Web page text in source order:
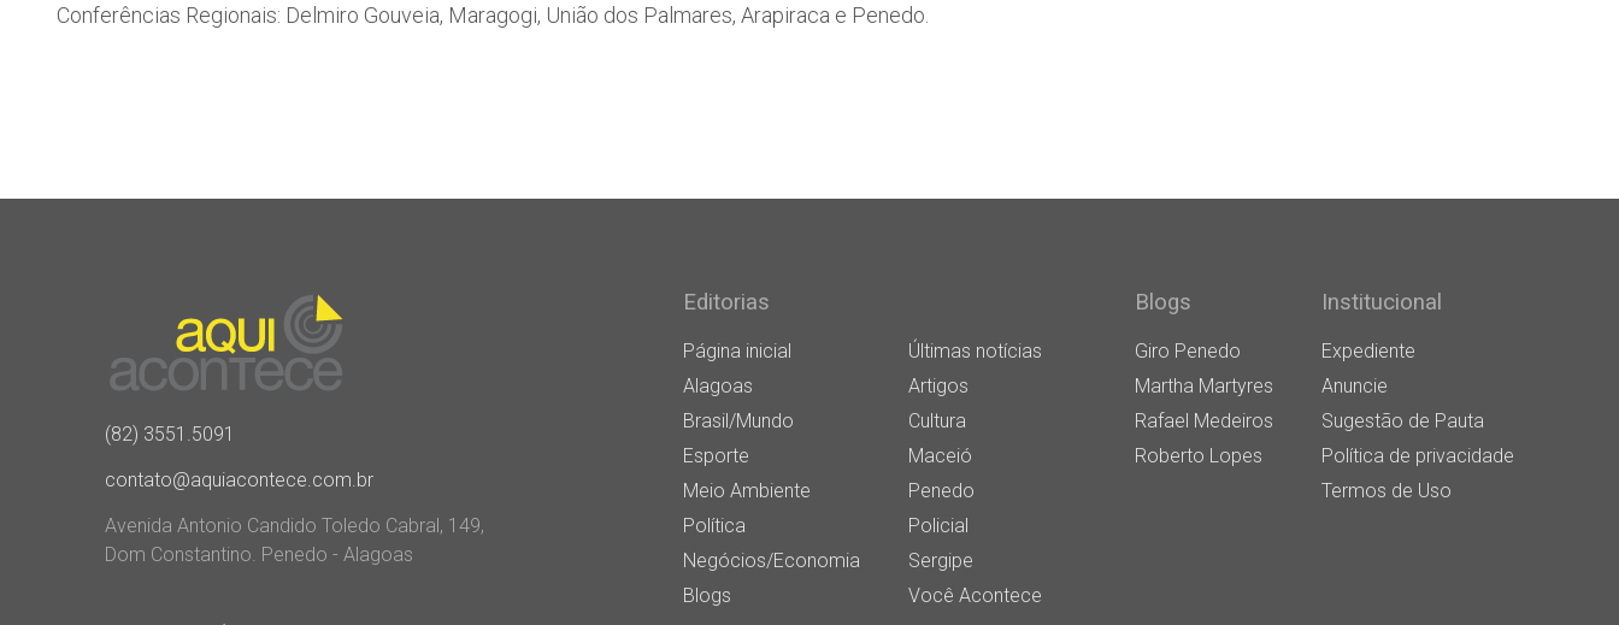
Conferências Regionais: Delmiro Gouveia, Maragogi, União dos Palmares, Arapiraca e Penedo.
(82) 3551.5091
contato@aquiacontece.com.br
Avenida Antonio Candido Toledo Cabral, 149,
Dom Constantino. Penedo - Alagoas
Editorias
Página inicial
Últimas notícias
Alagoas
Artigos
Brasil/Mundo
Cultura
Esporte
Maceió
Meio Ambiente
Penedo
Política
Policial
Negócios/Economia
Sergipe
Blogs
Você Acontece
Blogs
Giro Penedo
Martha Martyres
Rafael Medeiros
Roberto Lopes
Institucional
Expediente
Anuncie
Sugestão de Pauta
Política de privacidade
Termos de Uso